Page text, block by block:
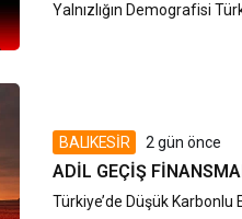
Yalnızlığın Demografisi
BALIKESİR 2 gün önce
ADIL GEÇIŞ
Türkiye’de Düşük Karbonlu